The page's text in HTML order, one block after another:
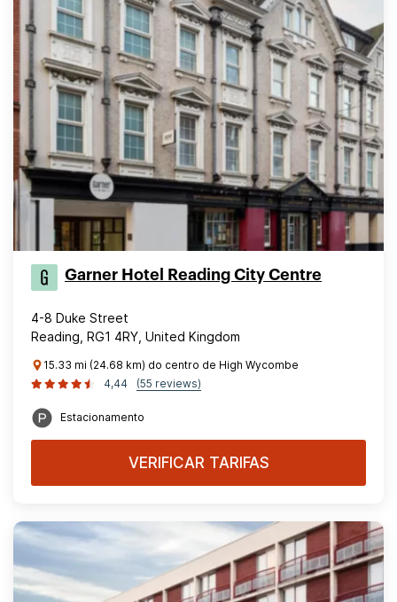
Garner Hotel Reading City Centre
4-8 Duke Street
Reading, RG1 4RY, United Kingdom
15.33 mi (24.68 km) do centro de High Wycombe
4,44
(55 reviews)
Estacionamento
VERIFICAR TARIFAS